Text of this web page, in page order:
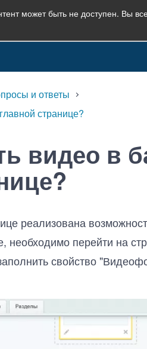
может быть не доступен. Вы
и ответы
странице?
видео в
реализована
необходимо перейти на
свойство